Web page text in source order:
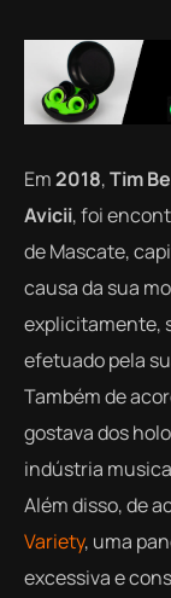
Em2018,Tim
Avicii, foi
de Mascate,
causa da sua
explicitamente,
efetuado pela
Também de
gostava dos
indústria
Além disso, de
Variety, uma
excessiva e